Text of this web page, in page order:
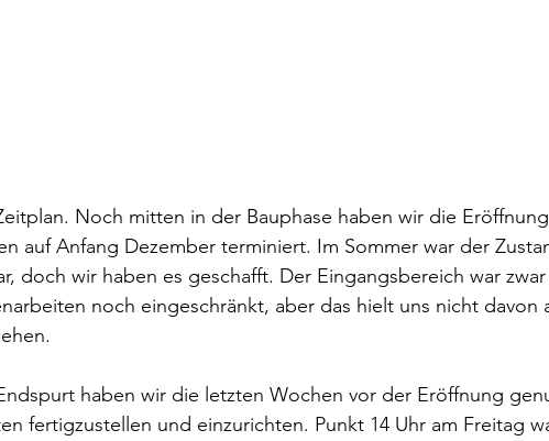
Noch mitten in der Bauphase haben wir die
auf Anfang Dezember terminiert. Im Sommer war der
doch wir haben es geschafft. Der Eingangsbereich war
noch eingeschränkt, aber das hielt uns nicht davon
haben wir die letzten Wochen vor der Eröffnung
fertigzustellen und einzurichten. Punkt 14 Uhr am Freitag